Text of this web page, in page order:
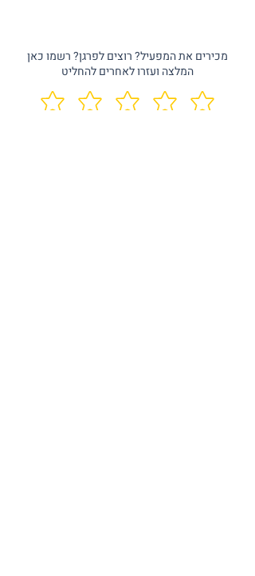
מכירים את המפעיל? רוצים לפרגן? רשמו כאן
המלצה ועזרו לאחרים להחליט